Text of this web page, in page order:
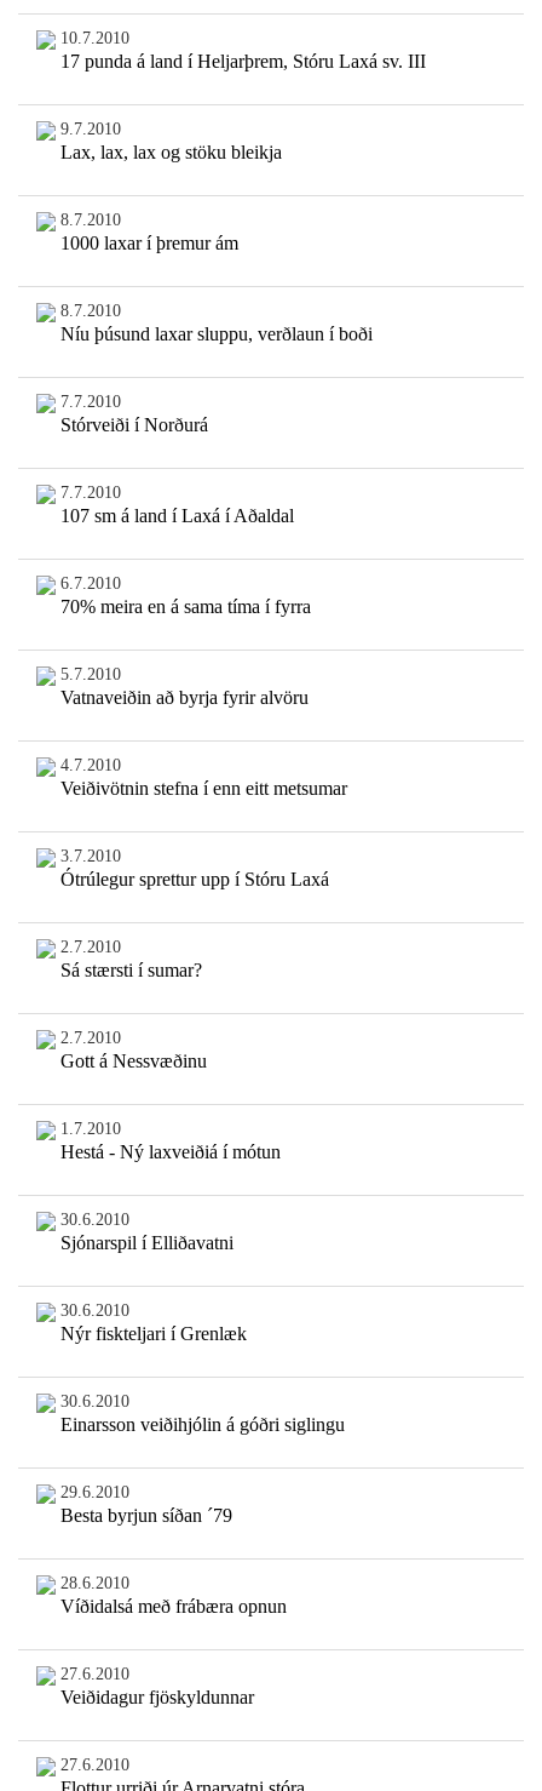
10.7.2010
17 punda á land í Heljarþrem, Stóru Laxá sv. III
9.7.2010
Lax, lax, lax og stöku bleikja
8.7.2010
1000 laxar í þremur ám
8.7.2010
Níu þúsund laxar sluppu, verðlaun í boði
7.7.2010
Stórveiði í Norðurá
7.7.2010
107 sm á land í Laxá í Aðaldal
6.7.2010
70% meira en á sama tíma í fyrra
5.7.2010
Vatnaveiðin að byrja fyrir alvöru
4.7.2010
Veiðivötnin stefna í enn eitt metsumar
3.7.2010
Ótrúlegur sprettur upp í Stóru Laxá
2.7.2010
Sá stærsti í sumar?
2.7.2010
Gott á Nessvæðinu
1.7.2010
Hestá - Ný laxveiðiá í mótun
30.6.2010
Sjónarspil í Elliðavatni
30.6.2010
Nýr fiskteljari í Grenlæk
30.6.2010
Einarsson veiðihjólin á góðri siglingu
29.6.2010
Besta byrjun síðan ´79
28.6.2010
Víðidalsá með frábæra opnun
27.6.2010
Veiðidagur fjöskyldunnar
27.6.2010